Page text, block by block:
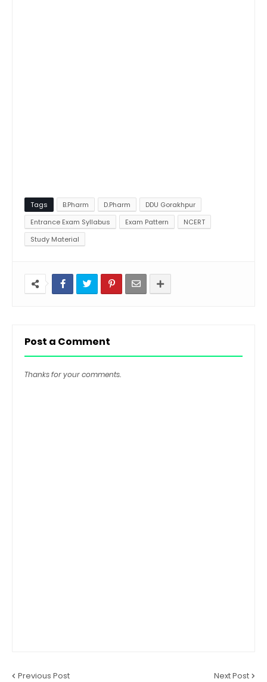
Tags B.Pharm D.Pharm
DDU Gorakhpur
Entrance Exam Syllabus
Exam Pattern
NCERT
Study Material
Post a Comment
Thanks for your comments.
Previous Post Next Post